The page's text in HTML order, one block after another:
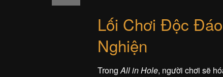
Lối Chơi Độc
Nghiện
TrongAll in Hole, người chơi sẽ